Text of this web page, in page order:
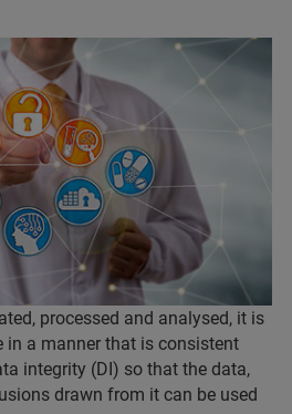
processed and analysed, it is
a manner that is consistent
integrity (DI) so that the data,
drawn from it can be used